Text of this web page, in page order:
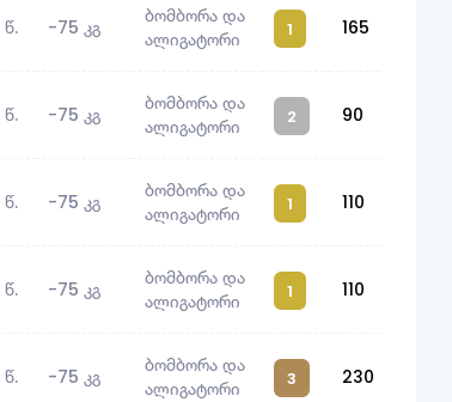
-75 კგ
ბომბორა და
ალიგატორი
1 165
-75 კგ
ბომბორა და
ალიგატორი
2 90
-75 კგ
ბომბორა და
ალიგატორი
1 110
-75 კგ
ბომბორა და
ალიგატორი
1 110
-75 კგ
ბომბორა და
ალიგატორი
3 230